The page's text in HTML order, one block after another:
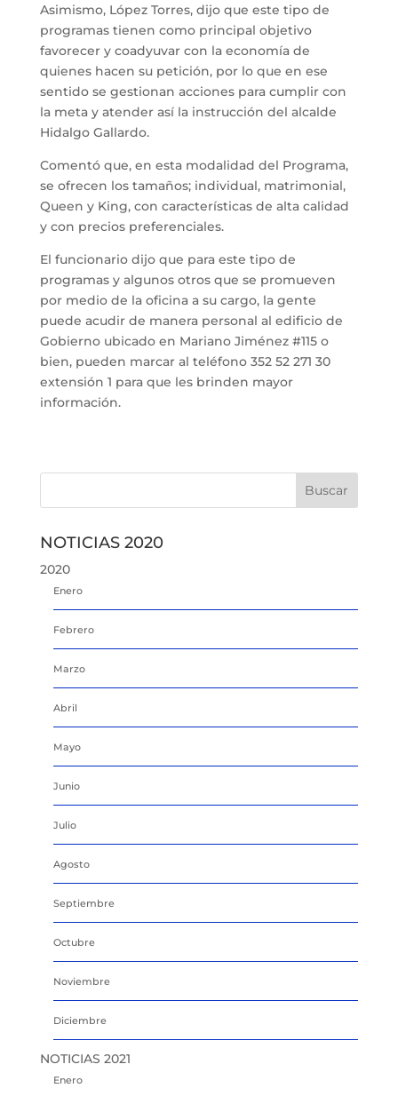
Asimismo, López Torres, dijo que este tipo de
programas tienen como principal objetivo
favorecer y coadyuvar con la economía de
quienes hacen su petición, por lo que en ese
sentido se gestionan acciones para cumplir con
la meta y atender así la instrucción del alcalde
Hidalgo Gallardo.
Comentó que, en esta modalidad del Programa,
se ofrecen los tamaños; individual, matrimonial,
Queen y King, con características de alta calidad
y con precios preferenciales.
El funcionario dijo que para este tipo de
programas y algunos otros que se promueven
por medio de la oficina a su cargo, la gente
puede acudir de manera personal al edificio de
Gobierno ubicado en Mariano Jiménez #115 o
bien, pueden marcar al teléfono 352 52 271 30
extensión 1 para que les brinden mayor
información.
NOTICIAS 2020
2020
Enero
Febrero
Marzo
Abril
Mayo
Junio
Julio
Agosto
Septiembre
Octubre
Noviembre
Diciembre
NOTICIAS 2021
Enero